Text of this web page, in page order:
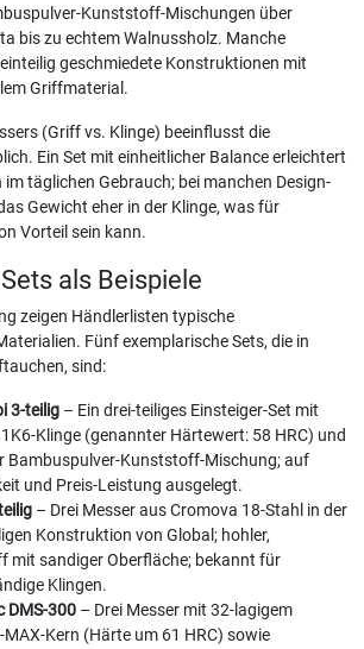
Kunststoff-Mischungen über
bis zu echtem Walnussholz. Manche
geschmiedete Konstruktionen mit
Griffmaterial.
(Griff vs. Klinge) beeinflusst die
Ein Set mit einheitlicher Balance erleichtert
täglichen Gebrauch; bei manchen Design-
Gewicht eher in der Klinge, was für
Vorteil sein kann.
als Beispiele
zeigen Händlerlisten typische
Fünf exemplarische Sets, die in
sind:
3-teilig – Ein drei-teiliges Einsteiger-Set mit
Klinge (genannter Härtewert: 58 HRC) und
Bambuspulver-Kunststoff-Mischung; auf
und Preis-Leistung ausgelegt.
– Drei Messer aus Cromova 18-Stahl in der
Konstruktion von Global; hohler,
mit sandiger Oberfläche; bekannt für
Klingen.
DMS-300 – Drei Messer mit 32-lagigem
Kern (Härte um 61 HRC) sowie